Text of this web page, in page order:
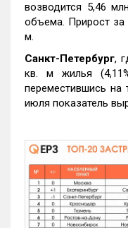
возводится 5,46
объема. Прирост за
м.
Санкт-Петербург,
кв. м жилья
переместившись
июля показатель